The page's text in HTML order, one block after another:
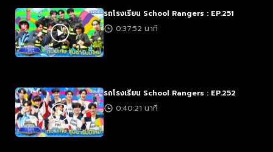
รถโรงเรียน School Rangers : EP.251
0:37:52 นาที
รถโรงเรียน School Rangers : EP.252
0:40:21 นาที